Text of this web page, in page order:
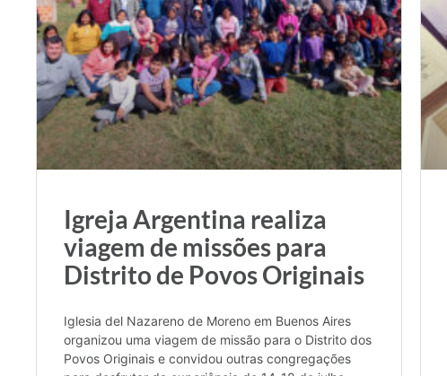
Igreja Argentina realiza
viagem de missões para
Distrito de Povos Originais
Iglesia del Nazareno de Moreno em Buenos Aires
organizou uma viagem de missão para o Distrito dos
Povos Originais e convidou outras congregações